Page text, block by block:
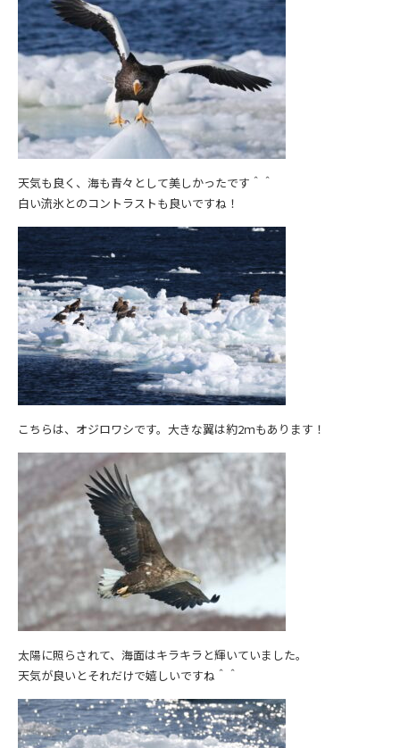
天気も良く、海も青々として美しかったです＾＾
白い流氷とのコントラストも良いですね！
こちらは、オジロワシです。大きな翼は約2ｍもあります！
太陽に照らされて、海面はキラキラと輝いていました。
天気が良いとそれだけで嬉しいですね＾＾